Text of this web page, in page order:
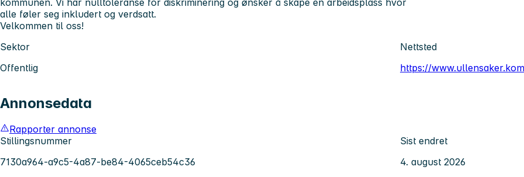
alle føler seg inkludert og verdsatt.
Velkommen til oss!
Sektor
Offentlig
Nettsted
https://
Annonsedata
Rapporter annonse
Stillingsnummer
7130a964-a9c5-4a87-be84-4065ceb54c36
Sist endret
4. august 2026